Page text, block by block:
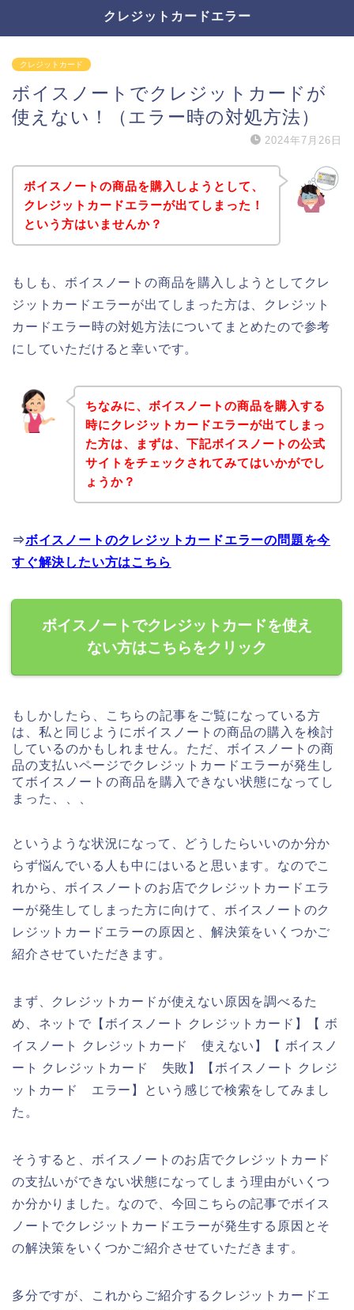
クレジットカードエラー
クレジットカード
ボイスノートでクレジットカードが
使えない！（エラー時の対処方法）
2024年7月26日
ボイスノートの商品を購入しようとして、
クレジットカードエラーが出てしまった！
という方はいませんか？
もしも、ボイスノートの商品を購入しようとしてクレ
ジットカードエラーが出てしまった方は、クレジット
カードエラー時の対処方法についてまとめたので参考
にしていただけると幸いです。
ちなみに、ボイスノートの商品を購入する
時にクレジットカードエラーが出てしまっ
た方は、まずは、下記ボイスノートの公式
サイトをチェックされてみてはいかがでし
ょうか？
⇒ボイスノートのクレジットカードエラーの問題を今
すぐ解決したい方はこちら
ボイスノートでクレジットカードを使え
ない方はこちらをクリック
もしかしたら、こちらの記事をご覧になっている方
は、私と同じようにボイスノートの商品の購入を検討
しているのかもしれません。ただ、ボイスノートの商
品の支払いページでクレジットカードエラーが発生し
てボイスノートの商品を購入できない状態になってし
まった、、、
というような状況になって、どうしたらいいのか分か
らず悩んでいる人も中にはいると思います。なのでこ
れから、ボイスノートのお店でクレジットカードエラ
ーが発生してしまった方に向けて、ボイスノートのク
レジットカードエラーの原因と、解決策をいくつかご
紹介させていただきます。
まず、クレジットカードが使えない原因を調べるた
め、ネットで【ボイスノート クレジットカード】【 ボ
イスノート クレジットカード 使えない】【 ボイスノ
ート クレジットカード 失敗】【ボイスノート クレジ
ットカード エラー】という感じで検索をしてみまし
た。
そうすると、ボイスノートのお店でクレジットカード
の支払いができない状態になってしまう理由がいくつ
か分かりました。なので、今回こちらの記事でボイス
ノートでクレジットカードエラーが発生する原因とそ
の解決策をいくつかご紹介させていただきます。
多分ですが、これからご紹介するクレジットカードエ